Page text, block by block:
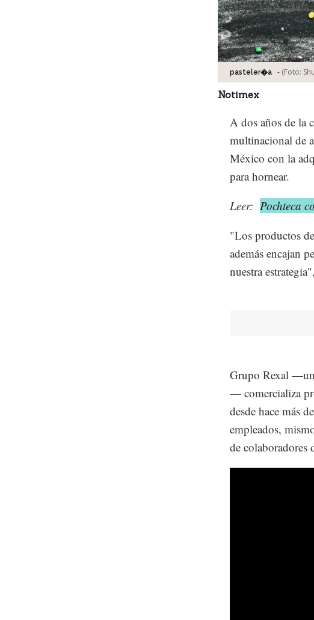
pasteler�a - (Foto:
Notimex
A dos años de la
multinacional de
México con la
para hornear.
Leer: Pochteca
"Los productos
además encajan
nuestra
Grupo Rexal
— comercializa
desde hace más
empleados,
de colaboradores